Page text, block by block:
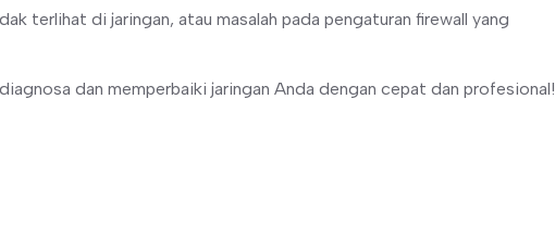
terlihat di jaringan, atau masalah pada pengaturan firewall yang
dan memperbaiki jaringan Anda dengan cepat dan profesional!